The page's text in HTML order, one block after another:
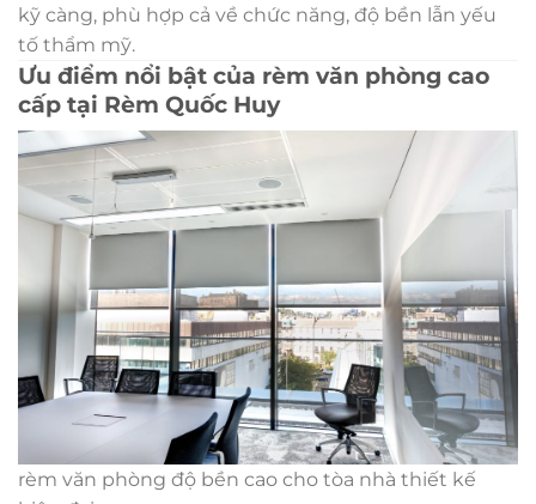
kỹ càng, phù hợp cả về chức năng, độ bền lẫn yếu
tố thẩm mỹ.
Ưu điểm nổi bật của rèm văn phòng cao
cấp tại Rèm Quốc Huy
rèm văn phòng độ bền cao cho tòa nhà thiết kế